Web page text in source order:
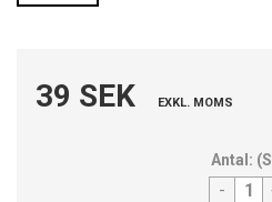
39 SEK EXKL. MOMS
Antal: (
-